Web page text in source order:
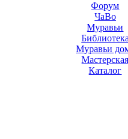
Форум
ЧаВо
Муравьи
Муравьи
Каталог